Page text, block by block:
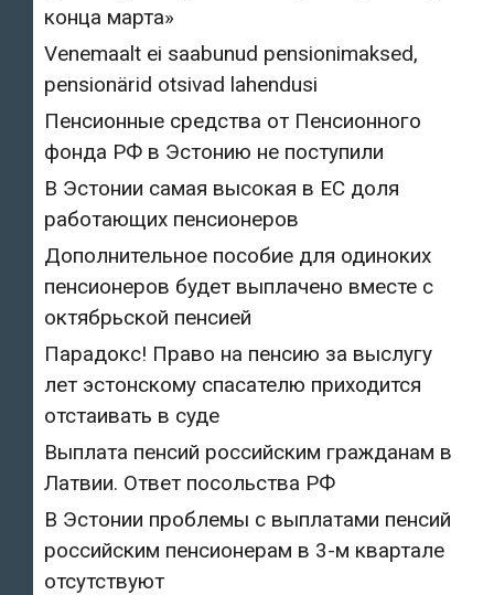
конца марта»
Venemaalt ei saabunud pensionimaksed,
pensionärid otsivad lahendusi
Пенсионные средства от Пенсионного
фонда РФ в Эстонию не поступили
В Эстонии самая высокая в ЕС доля
работающих пенсионеров
Дополнительное пособие для одиноких
пенсионеров будет выплачено вместе с
октябрьской пенсией
Парадокс! Право на пенсию за выслугу
лет эстонскому спасателю приходится
отстаивать в суде
Выплата пенсий российским гражданам в
Латвии. Ответ посольства РФ
В Эстонии проблемы с выплатами пенсий
российским пенсионерам в 3-м квартале
отсутствуют